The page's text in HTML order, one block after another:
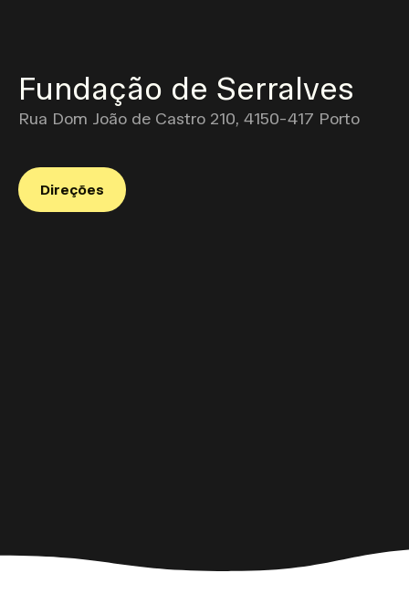
Fundação de Serralves
Rua Dom João de Castro 210, 4150-417 Porto
Direções